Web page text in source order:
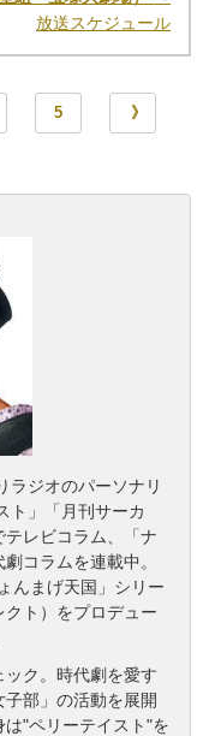
放送スケジュール
5 》
ラジオのパーソナリ
ト」「月刊サーカ
レビコラム、「ナ
コラムを連載中。
んまげ天国」シリー
ト）をプロデュー
ク。時代劇を愛す
部」の活動を展開
"ペリーテイスト"を